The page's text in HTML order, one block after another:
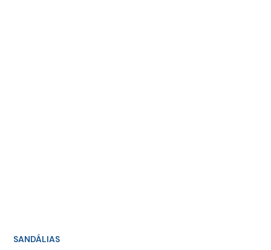
SANDÁLIAS